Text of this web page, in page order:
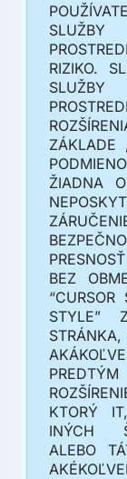
SLUŽBY
RIZIKO.
SLUŽBY
ZÁKLADE
ŽIADNA
BEZ
STYLE”
STRÁNKA,
KTORÝ
INÝCH
ALEBO